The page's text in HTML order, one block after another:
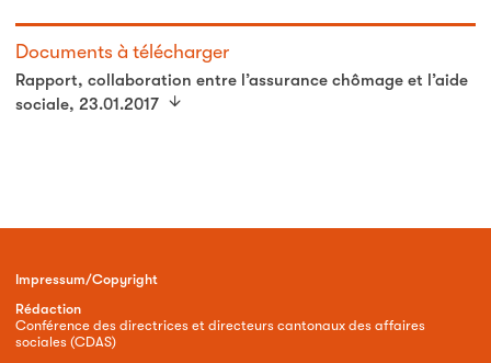
Documents à télécharger
Rapport, collaboration entre l’assurance chômage et l’aide
sociale, 23.01.2017
Impressum/Copyright
Rédaction
Conférence des directrices et directeurs cantonaux des affaires
sociales (CDAS)